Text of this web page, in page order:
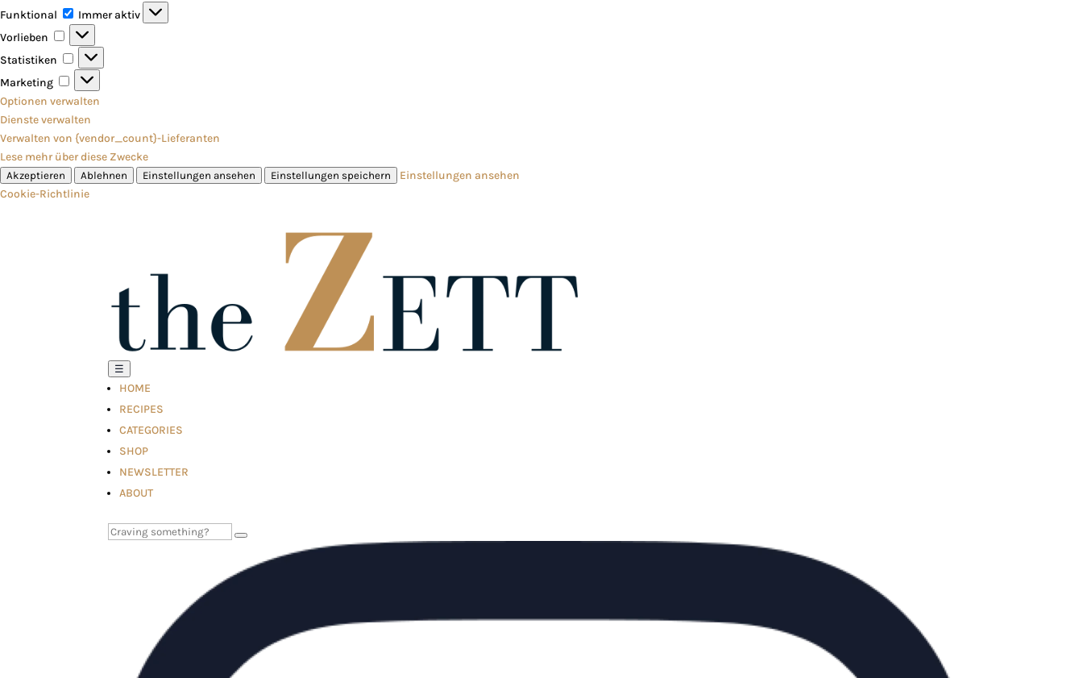
Funktional
Funktional
Immer aktiv
Vorlieben
Vorlieben
Statistiken
Statistiken
Marketing
Marketing
Optionen verwalten
Dienste verwalten
Verwalten von {vendor_count}-Lieferanten
Lese mehr über diese Zwecke
Akzeptieren Ablehnen Einstellungen ansehen Einstellungen speichern
Einstellungen ansehen
Cookie-Richtlinie
☰
HOME
RECIPES
CATEGORIES
SHOP
NEWSLETTER
ABOUT